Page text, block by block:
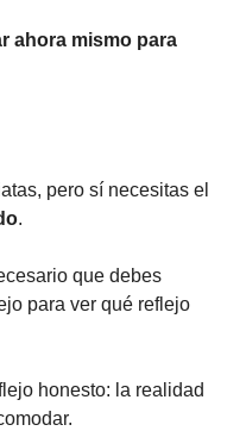
ahora mismo para
pero sí necesitas el
.
que debes
para ver qué reflejo
honesto: la realidad